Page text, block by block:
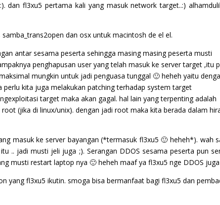
dan fl3xu5 pertama kali yang masuk network target..:)
dan osx untuk macintosh de el el.
antar sesama peserta sehingga masing masing peserta musti
penghapusan user yang telah masuk ke server target ,itu
mungkin untuk jadi penguasa tunggal 🙂 heheh yaitu
kita juga melakukan patching terhadap system target
target maka akan gagal. hal lain yang terpenting adalah
(jika di linux/unix). dengan jadi root maka kita berada dalam
masuk ke server bayangan (*termasuk fl3xu5 🙂 heheh*). wah
.. jadi musti jeli juga ;). Serangan DDOS sesama peserta pun
musti restart laptop nya 🙂 heheh maaf ya fl3xu5 nge DDOS
yang fl3xu5 ikutin. smoga bisa bermanfaat bagi fl3xu5 dan